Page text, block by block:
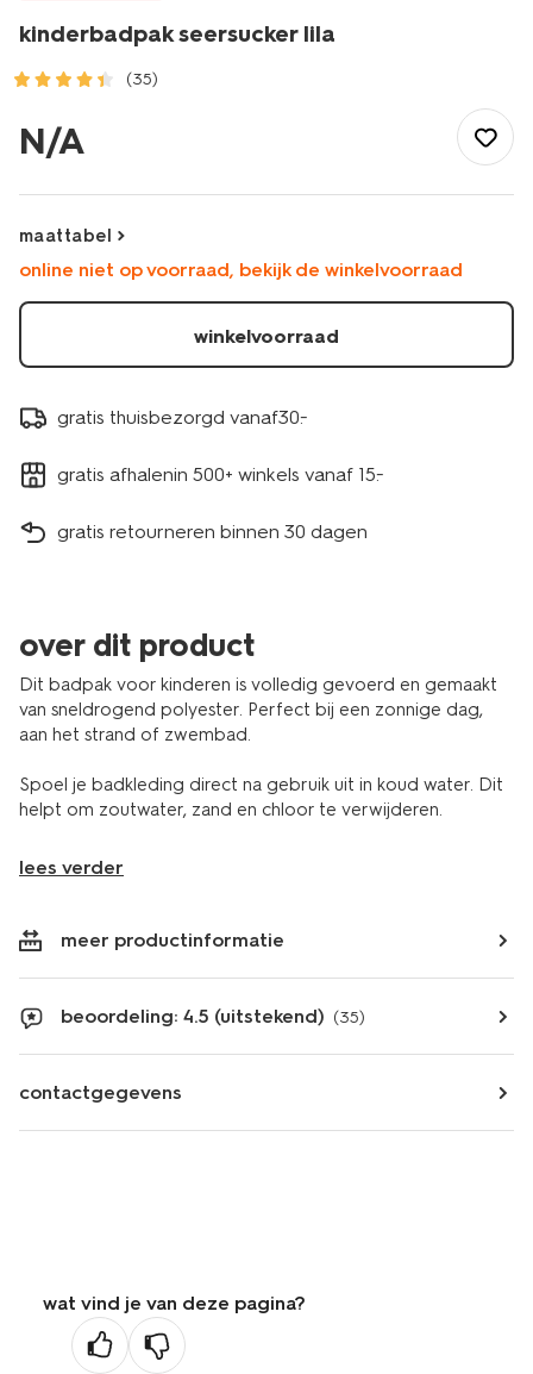
kinderbadpak seersucker lila
(35)
bikinis-
badpakken/kinderbadpak-
lila-
22250060LILAC.html
N/A
maattabel
online niet op voorraad, bekijk de winkelvoorraad
winkelvoorraad
gratis thuisbezorgd vanaf30.-
gratis afhalenin 500+ winkels vanaf 15.-
gratis retourneren binnen 30 dagen
over dit product
Dit badpak voor kinderen is volledig gevoerd en gemaakt
van sneldrogend polyester. Perfect bij een zonnige dag,
aan het strand of zwembad.
Spoel je badkleding direct na gebruik uit in koud water. Dit
helpt om zoutwater, zand en chloor te verwijderen.
lees verder
meer productinformatie
beoordeling: 4.5 (uitstekend) (35)
contactgegevens
wat vind je van deze pagina?